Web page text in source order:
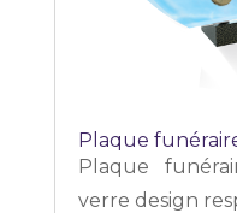
Plaque
Plaque
verre design